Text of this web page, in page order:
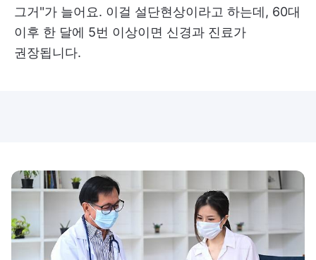
그거"가 늘어요. 이걸 설단현상이라고 하는데, 60대
이후 한 달에 5번 이상이면 신경과 진료가
권장됩니다.